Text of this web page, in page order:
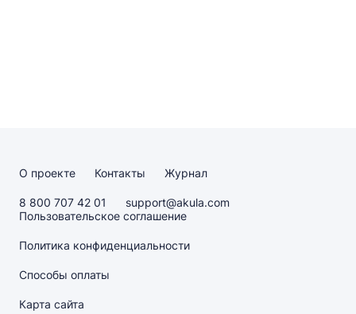
О проекте Контакты Журнал
8 800 707 42 01
support@akula.com
Пользовательское соглашение
Политика конфиденциальности
Способы оплаты
Карта сайта